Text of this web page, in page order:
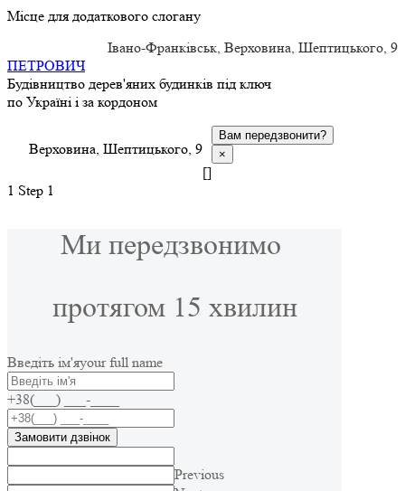
Місце для додаткового слогану
Івано-Франківськ, Верховина, Шептицького, 9
ПЕТРОВИЧ
Будівництво дерев'яних будинків під ключ
по Україні і за кордоном
Верховина, Шептицького, 9
Вам передзвонити?
×
[]
1 Step 1
Ми передзвонимо
протягом 15 хвилин
Введіть ім'яyour full name
+38(___) ___-____
Замовити дзвінок
Previous